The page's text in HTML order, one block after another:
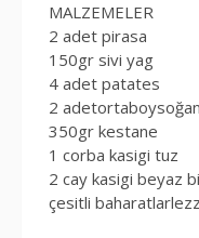
MALZEMELER
2 adet pirasa
150gr sivi yag
4 adet patates
2 adetortaboysoğan
350gr kestane
1 corba kasigi tuz
2 cay kasigi beyaz
çesitli